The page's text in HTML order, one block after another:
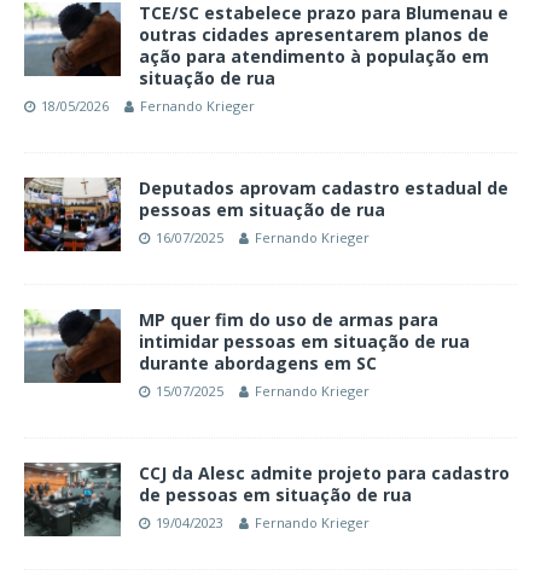
TCE/SC estabelece prazo para Blumenau e
outras cidades apresentarem planos de
ação para atendimento à população em
situação de rua
18/05/2026 Fernando Krieger
Deputados aprovam cadastro estadual de
pessoas em situação de rua
16/07/2025 Fernando Krieger
MP quer fim do uso de armas para
intimidar pessoas em situação de rua
durante abordagens em SC
15/07/2025 Fernando Krieger
CCJ da Alesc admite projeto para cadastro
de pessoas em situação de rua
19/04/2023 Fernando Krieger